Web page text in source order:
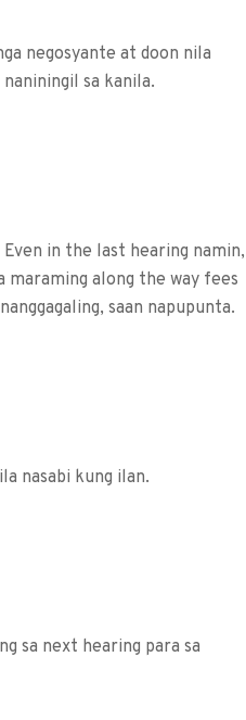
negosyante at doon nila
sa kanila.
in the last hearing namin,
maraming along the way fees
saan napupunta.
nasabi kung ilan.
sa next hearing para sa